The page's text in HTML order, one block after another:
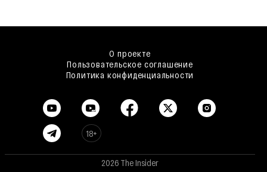
О проекте
Пользовательское соглашение
Политика конфиденциальности
18+
2026 The Insider